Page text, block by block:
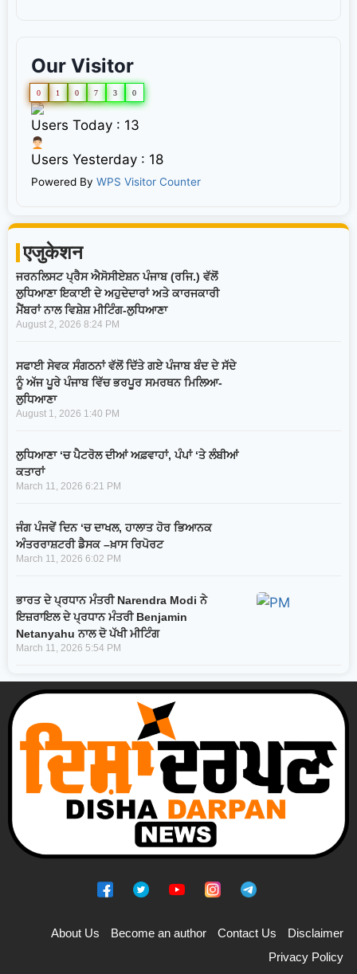
Our Visitor
0 1 0 7 3 0
Users Today : 13
Users Yesterday : 18
Powered ByWPS Visitor Counter
एजुकेशन
ਜਰਨਲਿਸਟ ਪ੍ਰੈਸ ਐਸੋਸੀਏਸ਼ਨ ਪੰਜਾਬ (ਰਜਿ.) ਵੱਲੋਂ
ਲੁਧਿਆਣਾ ਇਕਾਈ ਦੇ ਅਹੁਦੇਦਾਰਾਂ ਅਤੇ ਕਾਰਜਕਾਰੀ
ਮੈਂਬਰਾਂ ਨਾਲ ਵਿਸ਼ੇਸ਼ ਮੀਟਿੰਗ-ਲੁਧਿਆਣਾ
August 2, 2026 8:24 PM
ਸਫਾਈ ਸੇਵਕ ਸੰਗਠਨਾਂ ਵੱਲੋਂ ਦਿੱਤੇ ਗਏ ਪੰਜਾਬ ਬੰਦ ਦੇ ਸੱਦੇ
ਨੂੰ ਅੱਜ ਪੂਰੇ ਪੰਜਾਬ ਵਿੱਚ ਭਰਪੂਰ ਸਮਰਥਨ ਮਿਲਿਆ-
ਲੁਧਿਆਣਾ
August 1, 2026 1:40 PM
ਲੁਧਿਆਣਾ ‘ਚ ਪੈਟਰੋਲ ਦੀਆਂ ਅਫ਼ਵਾਹਾਂ, ਪੰਪਾਂ ‘ਤੇ ਲੰਬੀਆਂ
ਕਤਾਰਾਂ
March 11, 2026 6:21 PM
ਜੰਗ ਪੰਜਵੇਂ ਦਿਨ ‘ਚ ਦਾਖਲ, ਹਾਲਾਤ ਹੋਰ ਭਿਆਨਕ
ਅੰਤਰਰਾਸ਼ਟਰੀ ਡੈਸਕ –ਖ਼ਾਸ ਰਿਪੋਰਟ
March 11, 2026 6:02 PM
ਭਾਰਤ ਦੇ ਪ੍ਰਧਾਨ ਮੰਤਰੀ Narendra Modi ਨੇ
ਇਜ਼ਰਾਇਲ ਦੇ ਪ੍ਰਧਾਨ ਮੰਤਰੀ Benjamin
Netanyahu ਨਾਲ ਦੋ ਪੱਖੀ ਮੀਟਿੰਗ
March 11, 2026 5:54 PM
About Us Become an author Contact Us
Disclaimer
Privacy Policy